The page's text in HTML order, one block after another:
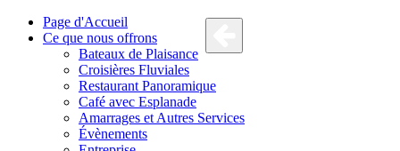
Page d'Accueil
Ce que nous offrons
Bateaux de Plaisance
Croisières Fluviales
Restaurant Panoramique
Café avec Esplanade
Amarrages et Autres Services
Évènements